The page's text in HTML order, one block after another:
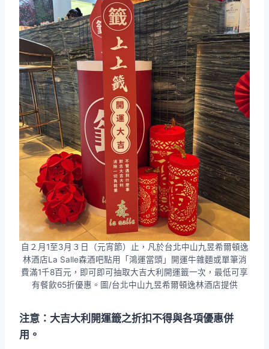
自２月1至3月３日（元宵節）止，凡於台北中山九昱希爾頓逸
林酒店La Salle森酒吧點用「鴻運當頭」開運牛雜麵或單筆消
費滿1千8百元，即可即可抽取大吉大利開運籤一次，最低可享
有餐飲65折優惠。圖/台北中山九昱希爾頓逸林酒店提供
注意：大吉大利開運籤之折扣不得與各項優惠併
用。